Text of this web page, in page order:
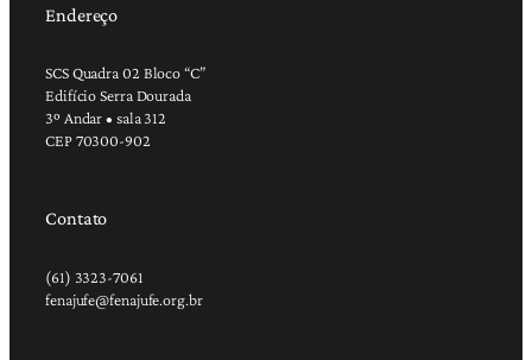
Endereço
SCS Quadra 02 Bloco “C”
Edifício Serra Dourada
3º Andar • sala 312
CEP 70300-902
Contato
(61) 3323-7061
fenajufe@fenajufe.org.br